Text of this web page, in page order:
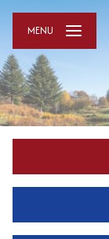
MENU
De l'immo pro